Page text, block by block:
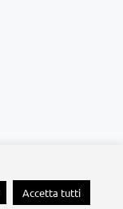
Accetta tutti